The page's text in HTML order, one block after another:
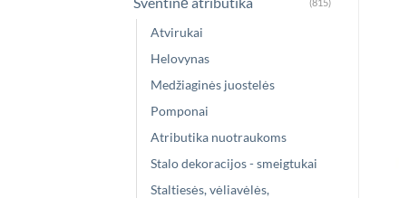
Atvirukai
Helovynas
Medžiaginės juostelės
Pomponai
Atributika nuotraukoms
Stalo dekoracijos - smeigtukai
Staltiesės, vėliavėlės,